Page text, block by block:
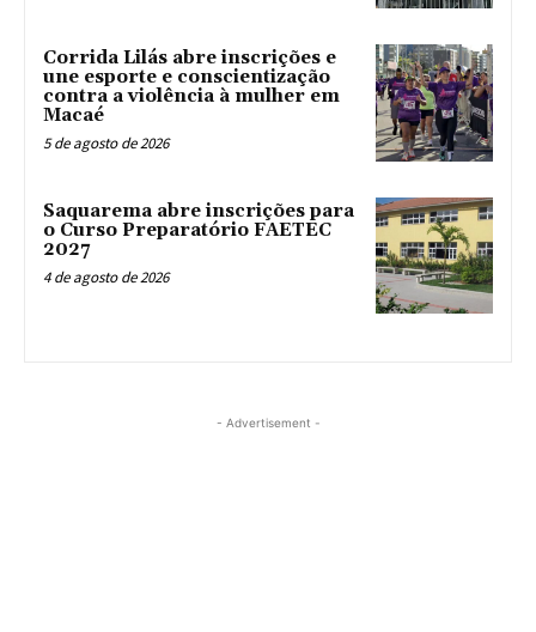
Corrida Lilás abre inscrições e
une esporte e conscientização
contra a violência à mulher em
Macaé
5 de agosto de 2026
Saquarema abre inscrições para
o Curso Preparatório FAETEC
2027
4 de agosto de 2026
- Advertisement -